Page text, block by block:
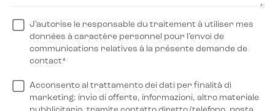
J’autorise le responsable du traitement à utiliser mes
données à caractère personnel pour l’envoi de
communications relatives à la présente demande de
contact*
Acconsento al trattamento dei dati per finalità di
marketing: invio di offerte, informazioni, altro materiale